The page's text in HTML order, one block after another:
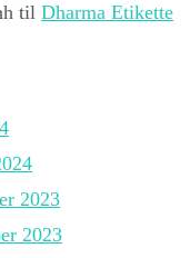
til Dharma Etikette
2023
2023